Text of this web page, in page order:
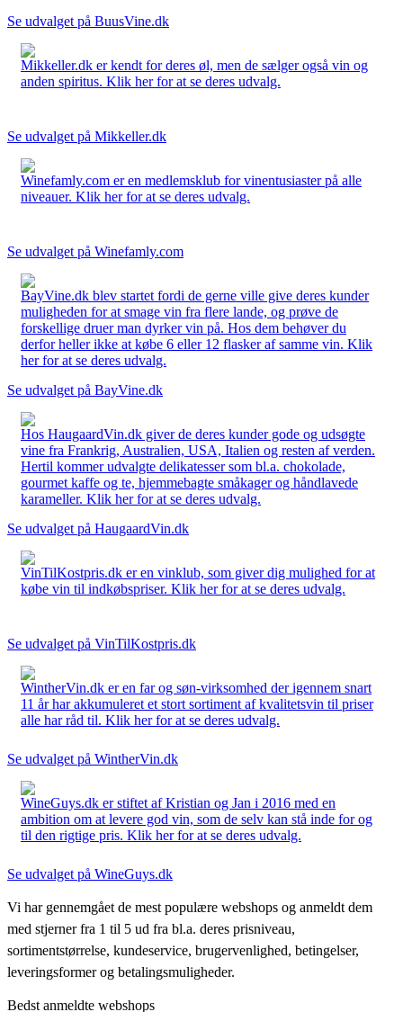
Se udvalget på BuusVine.dk
Mikkeller.dk er kendt for deres øl, men de sælger også vin og
anden spiritus. Klik her for at se deres udvalg.
Se udvalget på Mikkeller.dk
Winefamly.com er en medlemsklub for vinentusiaster på alle
niveauer. Klik her for at se deres udvalg.
Se udvalget på Winefamly.com
BayVine.dk blev startet fordi de gerne ville give deres kunder
muligheden for at smage vin fra flere lande, og prøve de
forskellige druer man dyrker vin på. Hos dem behøver du
derfor heller ikke at købe 6 eller 12 flasker af samme vin. Klik
her for at se deres udvalg.
Se udvalget på BayVine.dk
Hos HaugaardVin.dk giver de deres kunder gode og udsøgte
vine fra Frankrig, Australien, USA, Italien og resten af verden.
Hertil kommer udvalgte delikatesser som bl.a. chokolade,
gourmet kaffe og te, hjemmebagte småkager og håndlavede
karameller. Klik her for at se deres udvalg.
Se udvalget på HaugaardVin.dk
VinTilKostpris.dk er en vinklub, som giver dig mulighed for at
købe vin til indkøbspriser. Klik her for at se deres udvalg.
Se udvalget på VinTilKostpris.dk
WintherVin.dk er en far og søn-virksomhed der igennem snart
11 år har akkumuleret et stort sortiment af kvalitetsvin til priser
alle har råd til. Klik her for at se deres udvalg.
Se udvalget på WintherVin.dk
WineGuys.dk er stiftet af Kristian og Jan i 2016 med en
ambition om at levere god vin, som de selv kan stå inde for og
til den rigtige pris. Klik her for at se deres udvalg.
Se udvalget på WineGuys.dk
Vi har gennemgået de mest populære webshops og anmeldt dem
med stjerner fra 1 til 5 ud fra bl.a. deres prisniveau,
sortimentstørrelse, kundeservice, brugervenlighed, betingelser,
leveringsformer og betalingsmuligheder.
Bedst anmeldte webshops